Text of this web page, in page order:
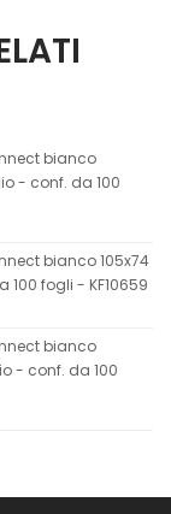
bianco
- conf. da 100
bianco 105x74
fogli - KF10659
bianco
- conf. da 100